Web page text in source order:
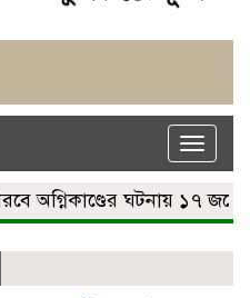
Toggle
ঘটনায় ১৭ জনের মৃত্যু